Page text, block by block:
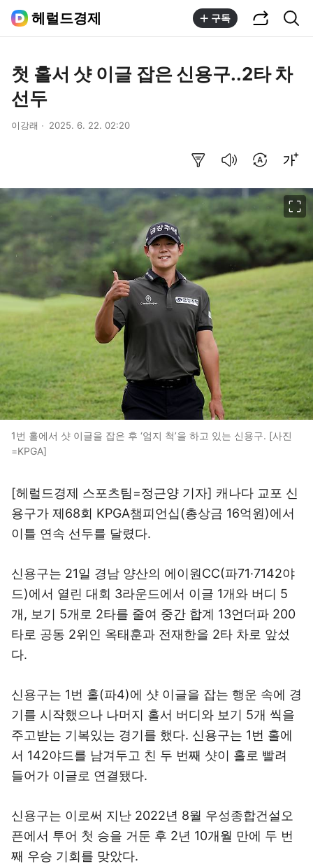
헤럴드경제 구독
첫 홀서 샷 이글 잡은 신용구..2타 차
선두
이강래 2025. 6. 22. 02:20
1번 홀에서 샷 이글을 잡은 후 ‘엄지 척’을 하고 있는 신용구. [사진
=KPGA]
[헤럴드경제 스포츠팀=정근양 기자] 캐나다 교포 신
용구가 제68회 KPGA챔피언십(총상금 16억원)에서
이틀 연속 선두를 달렸다.
신용구는 21일 경남 양산의 에이원CC(파71·7142야
드)에서 열린 대회 3라운드에서 이글 1개와 버디 5
개, 보기 5개로 2타를 줄여 중간 합계 13언더파 200
타로 공동 2위인 옥태훈과 전재한을 2타 차로 앞섰
다.
신용구는 1번 홀(파4)에 샷 이글을 잡는 행운 속에 경
기를 시작했으나 나머지 홀서 버디와 보기 5개 씩을
주고받는 기복있는 경기를 했다. 신용구는 1번 홀에
서 142야드를 남겨두고 친 두 번째 샷이 홀로 빨려
들어가 이글로 연결됐다.
신용구는 이로써 지난 2022년 8월 우성종합건설오
픈에서 투어 첫 승을 거둔 후 2년 10개월 만에 두 번
째 우승 기회를 맞았다.